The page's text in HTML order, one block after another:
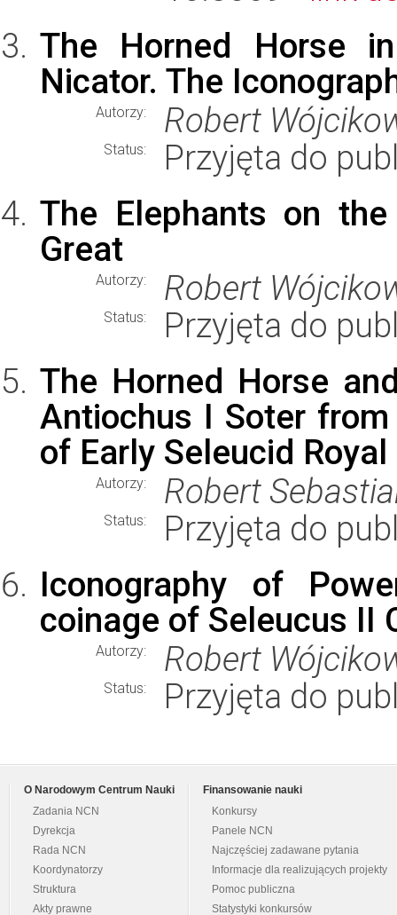
The Horned Horse
Nicator. The
Autorzy: Robert
Status:
Przyjęta do
The Elephants on
Great
Autorzy: Robert
Status:
Przyjęta do
The Horned Horse
Antiochus I Soter
of Early Seleucid
Autorzy: Robert
Status:
Przyjęta do
Iconography of
coinage of Seleucus II
Autorzy: Robert
Status: Przyjęta do
O Narodowym Centrum Nauki
Zadania NCN
Dyrekcja
Rada NCN
Koordynatorzy
Struktura
Akty prawne
Finansowanie nauki
Konkursy
Panele NCN
Najczęściej zadawane pytania
Informacje dla realizujących projekty
Pomoc publiczna
Statystyki konkursów